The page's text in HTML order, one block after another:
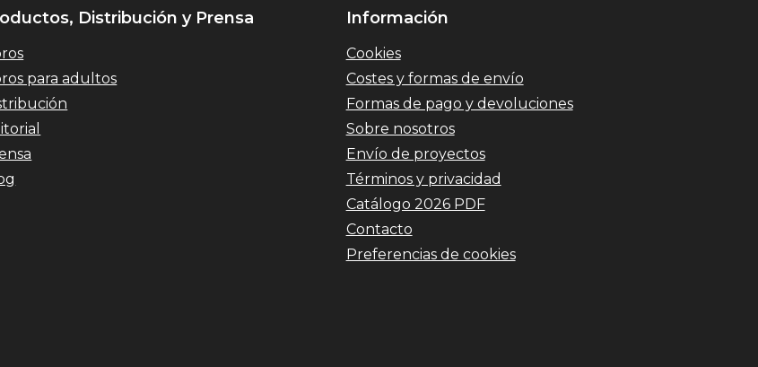
Distribución y Prensa
para adultos
Información
Cookies
Costes y formas de envío
Formas de pago y devoluciones
Sobre nosotros
Envío de proyectos
Términos y privacidad
Catálogo 2026 PDF
Contacto
Preferencias de cookies